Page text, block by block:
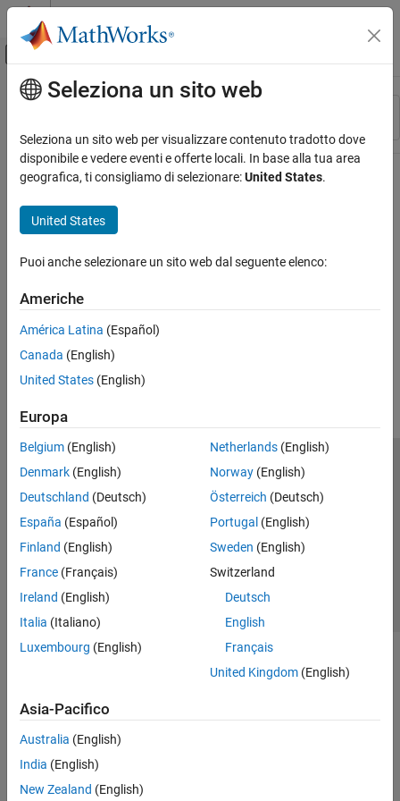
Vai al contenuto
Attiva/disattiva menu di navigazione
Risorsa
Stato
Contenuto principale
Seleziona un sito web
Seleziona un sito web per visualizzare contenuto tradotto dove
disponibile e vedere eventi e offerte locali. In base alla tua area
geografica, ti consigliamo di selezionare:United States.
United States
Puoi anche selezionare un sito web dal seguente elenco:
Americhe
América Latina (Español)
Canada (English)
United States (English)
Europa
Belgium (English)
Denmark (English)
Deutschland (Deutsch)
España (Español)
Finland (English)
France (Français)
Ireland (English)
Italia (Italiano)
Luxembourg (English)
Netherlands(English)
Norway(English)
Österreich (Deutsch)
Portugal (English)
Sweden (English)
Switzerland
Deutsch
English
Français
United Kingdom(English)
Asia-Pacifico
Australia (English)
India (English)
New Zealand (English)
Centro di fiducia
Informativa sulla privacy
Antipirateria
Stato dell'applicazione
Contatti
© 1994-2026 The MathWorks, Inc.